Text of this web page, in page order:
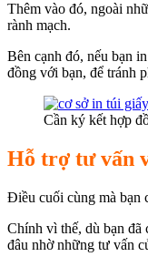
Thêm vào đó, ngoài
rành mạch.
Bên cạnh đó, nếu bạn
đồng với bạn, để tránh
Cần ký kết hợp
Hỗ trợ tư vấn
Điều cuối cùng mà bạn
Chính vì thế, dù bạn đã
đâu nhờ những tư vấn